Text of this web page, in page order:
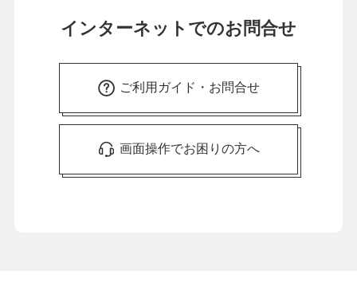
インターネットでのお問合せ
ご利用ガイド・お問合せ
画面操作でお困りの方へ